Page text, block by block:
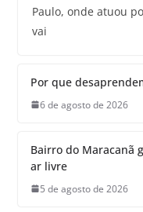
Paulo, onde atuou
vai
Por que
6 de agosto de 2026
Bairro do Maracanã
ar livre
5 de agosto de 2026